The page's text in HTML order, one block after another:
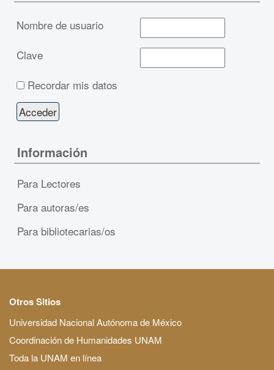
Nombre de usuario
Clave
Recordar mis datos
Información
Para Lectores
Para autoras/es
Para bibliotecarias/os
Otros Sitios
Universidad Nacional Autónoma de México
Coordinación de Humanidades UNAM
Toda la UNAM en línea